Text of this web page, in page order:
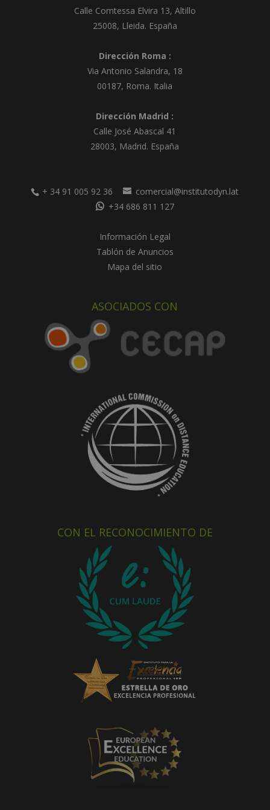
Calle Comtessa Elvira 13, Altillo
25008, Lleida. España
Dirección Roma :
Via Antonio Salandra, 18
00187, Roma. Italia
Dirección Madrid :
Calle José Abascal 41
28003, Madrid. España
+ 34 91 005 92 36
comercial@institutodyn.lat
+34 686 811 127
Información Legal
Tablón de Anuncios
Mapa del sitio
ASOCIADOS CON
CON EL RECONOCIMIENTO DE